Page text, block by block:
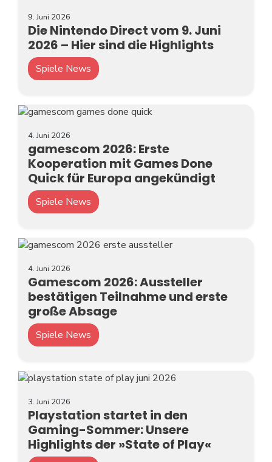
9. Juni 2026
Die Nintendo Direct vom 9. Juni
2026 – Hier sind die Highlights
Spiele News
4. Juni 2026
gamescom 2026: Erste
Kooperation mit Games Done
Quick für Europa angekündigt
Spiele News
4. Juni 2026
Gamescom 2026: Aussteller
bestätigen Teilnahme und erste
große Absage
Spiele News
3. Juni 2026
Playstation startet in den
Gaming-Sommer: Unsere
Highlights der »State of Play«